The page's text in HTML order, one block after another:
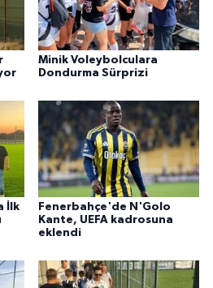
Minik Voleybolculara
Dondurma Sürprizi
İlk
Fenerbahçe'de N'Golo
Kante, UEFA kadrosuna
eklendi